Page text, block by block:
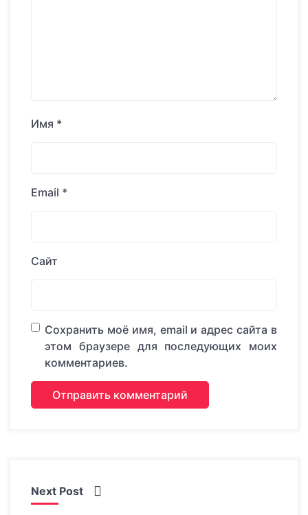
Имя *
Email *
Сайт
Сохранить моё имя, email и адрес сайта в
этом браузере для последующих моих
комментариев.
Next Post